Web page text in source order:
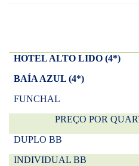
HOTEL ALTO LIDO (4*)
BAÍA AZUL (4*)
FUNCHAL
PREÇO POR
DUPLO BB
INDIVIDUAL BB